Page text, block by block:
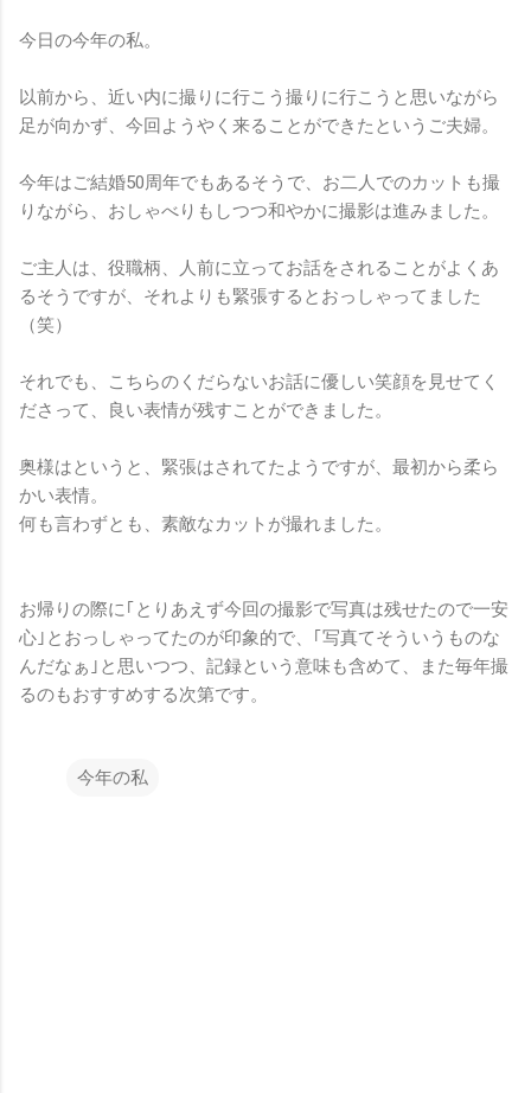
今日の今年の私。
以前から、近い内に撮りに行こう撮りに行こうと思いながら
足が向かず、今回ようやく来ることができたというご夫婦。
今年はご結婚50周年でもあるそうで、お二人でのカットも撮
りながら、おしゃべりもしつつ和やかに撮影は進みました。
ご主人は、役職柄、人前に立ってお話をされることがよくあ
るそうですが、それよりも緊張するとおっしゃってました
（笑）
それでも、こちらのくだらないお話に優しい笑顔を見せてく
ださって、良い表情が残すことができました。
奥様はというと、緊張はされてたようですが、最初から柔ら
かい表情。
何も言わずとも、素敵なカットが撮れました。
お帰りの際に｢とりあえず今回の撮影で写真は残せたので一安
心｣とおっしゃってたのが印象的で、｢写真てそういうものな
んだなぁ｣と思いつつ、記録という意味も含めて、また毎年撮
るのもおすすめする次第です。
今年の私